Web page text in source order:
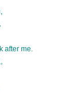
after me.